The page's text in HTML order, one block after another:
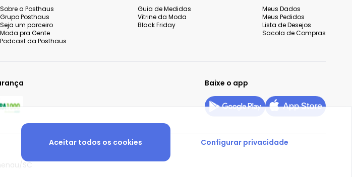
Sobre a Posthaus
Grupo Posthaus
Seja um parceiro
Moda pra Gente
Podcast da Posthaus
Guia de Medidas
Vitrine da Moda
Black Friday
Meus Dados
Meus Pedidos
Lista de Desejos
Sacola de Compras
Baixe o app
SC
Aceitar todos os cookies Configurar privacidade